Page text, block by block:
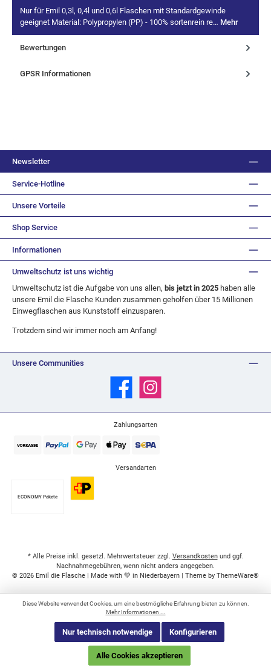
Nur für Emil 0,3l, 0,4l und 0,6l Flaschen mit Standardgewinde
geeignet Material: Polypropylen (PP) - 100% sortenrein re… Mehr
Bewertungen
GPSR Informationen
Newsletter
Service-Hotline
Unsere Vorteile
Shop Service
Informationen
Umweltschutz ist uns wichtig
Umweltschutz ist die Aufgabe von uns allen, bis jetzt in 2025 haben alle
unsere Emil die Flasche Kunden zusammen geholfen über 15 Millionen
Einwegflaschen aus Kunststoff einzusparen.
Trotzdem sind wir immer noch am Anfang!
Unsere Communities
Facebook Instagram
Zahlungsarten
Versandarten
ECONOMY Pakete
* Alle Preise inkl. gesetzl. Mehrwertsteuer zzgl. Versandkostenund ggf.
Nachnahmegebühren, wenn nicht anders angegeben.
© 2026 Emil die Flasche | Made with 💚 in Niederbayern | Theme by ThemeWare®
Diese Website verwendet Cookies, um eine bestmögliche Erfahrung bieten zu können.
Mehr Informationen ...
Nur technisch notwendige Konfigurieren
Alle Cookies akzeptieren